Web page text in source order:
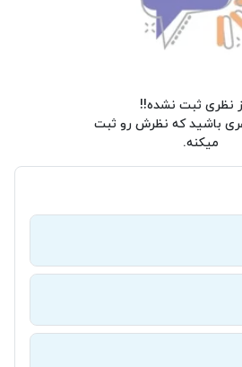
نظری ثبت نشده!!
باشید که نظرش رو ثبت
میکنه.